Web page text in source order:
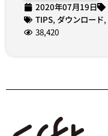
2020年07月19日
TIPS, ダウンロード,
38,420